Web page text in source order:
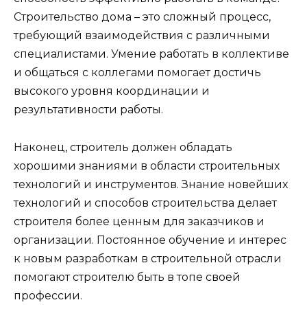
Строительство дома – это сложный процесс,
требующий взаимодействия с различными
специалистами. Умение работать в коллективе
и общаться с коллегами помогает достичь
высокого уровня координации и
результативности работы.
Наконец, строитель должен обладать
хорошими знаниями в области строительных
технологий и инструментов. Знание новейших
технологий и способов строительства делает
строителя более ценным для заказчиков и
организации. Постоянное обучение и интерес
к новым разработкам в строительной отрасли
помогают строителю быть в топе своей
профессии.